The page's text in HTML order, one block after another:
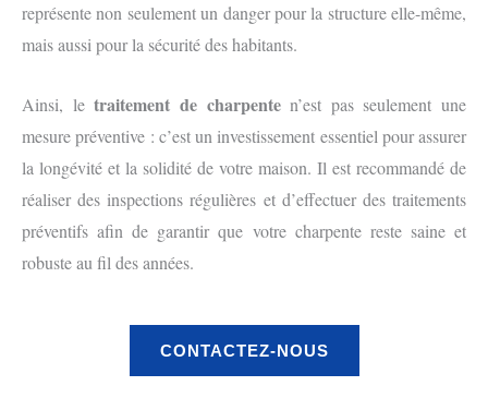
représente non seulement un danger pour la structure elle-même,
mais aussi pour la sécurité des habitants.
Ainsi, letraitement de charpenten’est pas seulement une
mesure préventive : c’est un investissement essentiel pour assurer
la longévité et la solidité de votre maison. Il est recommandé de
réaliser des inspections régulières et d’effectuer des traitements
préventifs afin de garantir que votre charpente reste saine et
robuste au fil des années.
CONTACTEZ-NOUS